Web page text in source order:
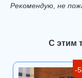
Рекомендую, не
С этим
-